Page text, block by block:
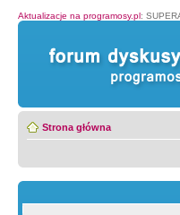
Aktualizacje na programosy.pl:
Strona główna